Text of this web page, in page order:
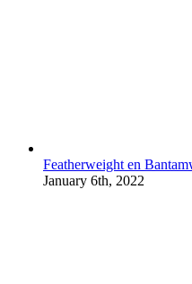
Featherweight en
January 6th, 2022